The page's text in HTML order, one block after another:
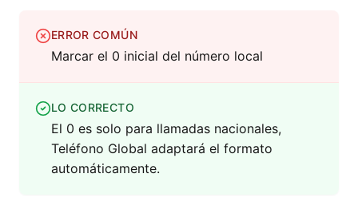
ERROR COMÚN
Marcar el 0 inicial del número local
LO CORRECTO
El 0 es solo para llamadas nacionales,
Teléfono Global adaptará el formato
automáticamente.